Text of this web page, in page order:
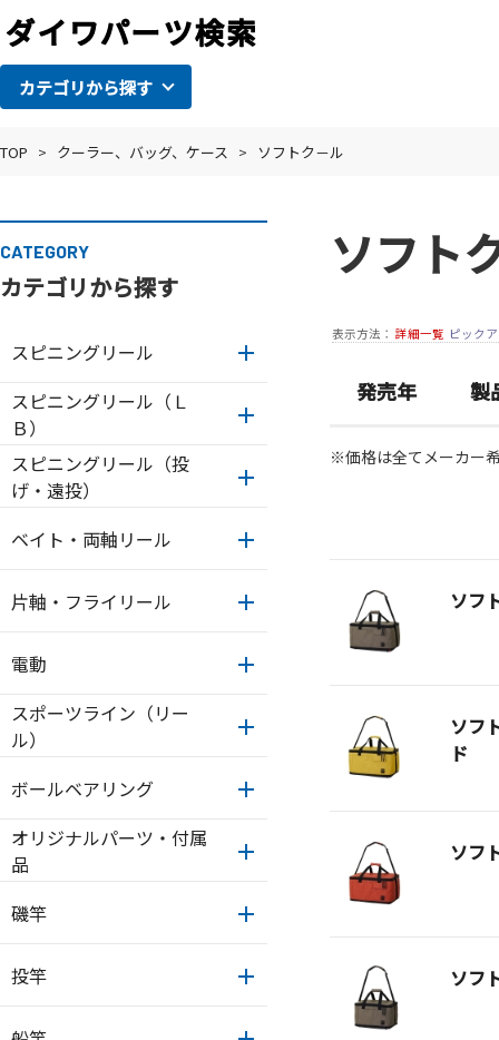
カテゴリから探す
TOP > クーラー、バッグ、ケース > ソフトク－ル
CATEGORY
カテゴリから探す
スピニングリール
スピニングリール（Ｌ
Ｂ）
スピニングリール（投
げ・遠投）
ベイト・両軸リール
片軸・フライリール
電動
スポーツライン（リー
ル）
ボールベアリング
オリジナルパーツ・付属
品
磯竿
投竿
ソフト
表示方法： 詳細一覧 ピック
発売年 製
※価格は全てメーカー
ソフ
ソフ
ド
ソフ
ソフ